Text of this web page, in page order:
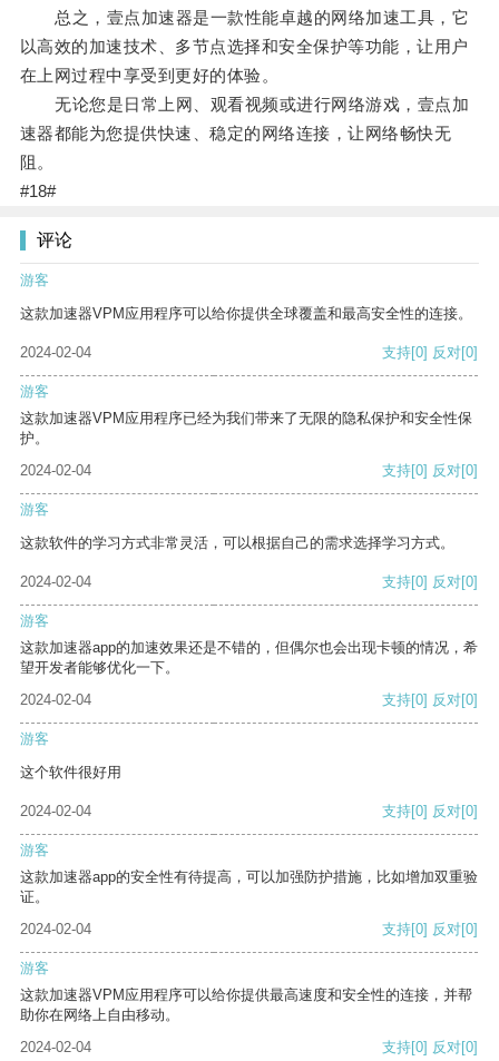
总之，壹点加速器是一款性能卓越的网络加速工具，它
以高效的加速技术、多节点选择和安全保护等功能，让用户
在上网过程中享受到更好的体验。
无论您是日常上网、观看视频或进行网络游戏，壹点加
速器都能为您提供快速、稳定的网络连接，让网络畅快无
阻。
#18#
评论
游客
这款加速器VPM应用程序可以给你提供全球覆盖和最高安全性的连接。
2024-02-04 支持[0] 反对[0]
游客
这款加速器VPM应用程序已经为我们带来了无限的隐私保护和安全性保
护。
2024-02-04
支持[0] 反对[0]
游客
这款软件的学习方式非常灵活，可以根据自己的需求选择学习方式。
2024-02-04 支持[0] 反对[0]
游客
这款加速器app的加速效果还是不错的，但偶尔也会出现卡顿的情况，希
望开发者能够优化一下。
2024-02-04
支持[0] 反对[0]
游客
这个软件很好用
2024-02-04 支持[0] 反对[0]
游客
这款加速器app的安全性有待提高，可以加强防护措施，比如增加双重验
证。
2024-02-04
支持[0] 反对[0]
游客
这款加速器VPM应用程序可以给你提供最高速度和安全性的连接，并帮
助你在网络上自由移动。
2024-02-04
支持[0] 反对[0]